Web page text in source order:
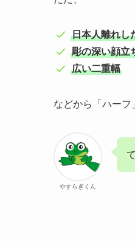
日本人離れし
彫の深い顔立
広い二重幅
などから「ハーフ
やすらぎくん